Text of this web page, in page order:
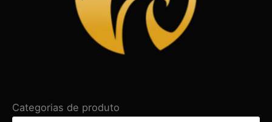
Categorias de produto